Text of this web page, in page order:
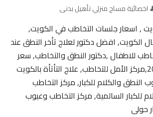
اخصائية مساج منزلي تأهيل بدنى
, اسعار جلسات التخاطب في الكويت,
الكويت, افضل دكتور لعلاج تأخر النطق عند
للاطفال ,دكتور النطق والتخاطب, سعر
جلسة التخاطب 2023,مركز الأمل للتخاطب, علاج التأتأة بالكويت
النطق والكلام للكبار, مركز التخاطب
للكبار السالمية, مركز التخاطب وعيوب
حولى